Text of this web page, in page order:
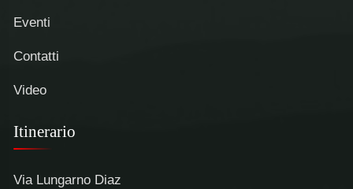
Eventi
Contatti
Video
Itinerario
Via Lungarno Diaz